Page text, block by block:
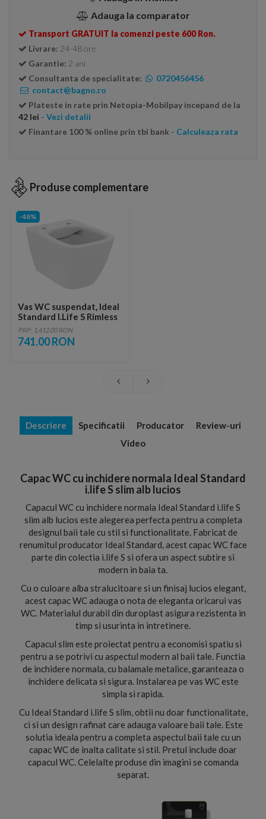
Adauga la comparator
Transport GRATUIT la comenzi peste 600 Ron.
Livrare: 24-48 ore
Garantie: 2 ani
Consultanta de specialitate:
0720456456
contact@bagno.ro
Plateste in rate prin Netopia-Mobilpay incepand de la
42 lei - Vezi detalii
Finantare 100 % online prin tbi bank - Calculeaza rata
Produse complementare
-48%
Vas WC suspendat, Ideal
Standard I.Life S Rimless
PRP: 1,412.00 RON
741.00 RON
Descriere Specificatii Producator
Review-uri
Video
Capac WC cu inchidere normala Ideal Standard
i.life S slim alb lucios
Capacul WC cu inchidere normala Ideal Standard i.life S
slim alb lucios este alegerea perfecta pentru a completa
designul baii tale cu stil si functionalitate. Fabricat de
renumitul producator Ideal Standard, acest capac WC face
parte din colectia i.life S si ofera un aspect subtire si
modern in baia ta.
Cu o culoare alba stralucitoare si un finisaj lucios elegant,
acest capac WC adauga o nota de eleganta oricarui vas
WC. Materialul durabil din duroplast asigura rezistenta in
timp si usurinta in intretinere.
Capacul slim este proiectat pentru a economisi spatiu si
pentru a se potrivi cu aspectul modern al baii tale. Functia
de inchidere normala, cu balamale metalice, garanteaza o
inchidere delicata si sigura. Instalarea pe vas WC este
simpla si rapida.
Cu Ideal Standard i.life S slim, obtii nu doar functionalitate,
ci si un design rafinat care adauga valoare baii tale. Este
solutia ideala pentru a completa aspectul baii tale cu un
capac WC de inalta calitate si stil. Pretul include doar
capacul WC. Celelalte produse din imagini se comanda
separat.